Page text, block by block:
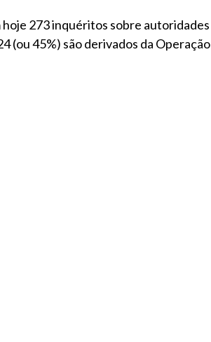
273 inquéritos sobre autoridades
(ou 45%) são derivados da Operação